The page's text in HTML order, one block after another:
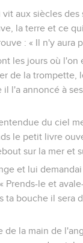
aux siècles des
la terre et ce
: « Il n'y aura
les jours où l'on
de la trompette,
il l'a annoncé à
du ciel
le petit livre
sur la mer et
et lui
Prends-le et
ta bouche il sera
de la main de